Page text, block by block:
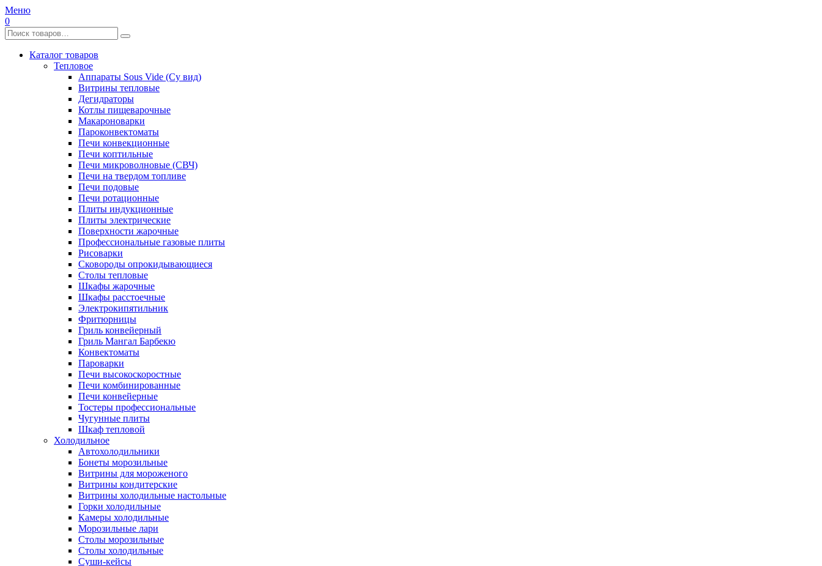
Меню
0
Каталог товаров
Тепловое
Аппараты Sous Vide (Су вид)
Витрины тепловые
Дегидраторы
Котлы пищеварочные
Макароноварки
Пароконвектоматы
Печи конвекционные
Печи коптильные
Печи микроволновые (СВЧ)
Печи на твердом топливе
Печи подовые
Печи ротационные
Плиты индукционные
Плиты электрические
Поверхности жарочные
Профессиональные газовые плиты
Рисоварки
Сковороды опрокидывающиеся
Столы тепловые
Шкафы жарочные
Шкафы расстоечные
Электрокипятильник
Фритюрницы
Гриль конвейерный
Гриль Мангал Барбекю
Конвектоматы
Пароварки
Печи высокоскоростные
Печи комбинированные
Печи конвейерные
Тостеры профессиональные
Чугунные плиты
Шкаф тепловой
Холодильное
Автохолодильники
Бонеты морозильные
Витрины для мороженого
Витрины кондитерские
Витрины холодильные настольные
Горки холодильные
Камеры холодильные
Морозильные лари
Столы морозильные
Столы холодильные
Суши-кейсы